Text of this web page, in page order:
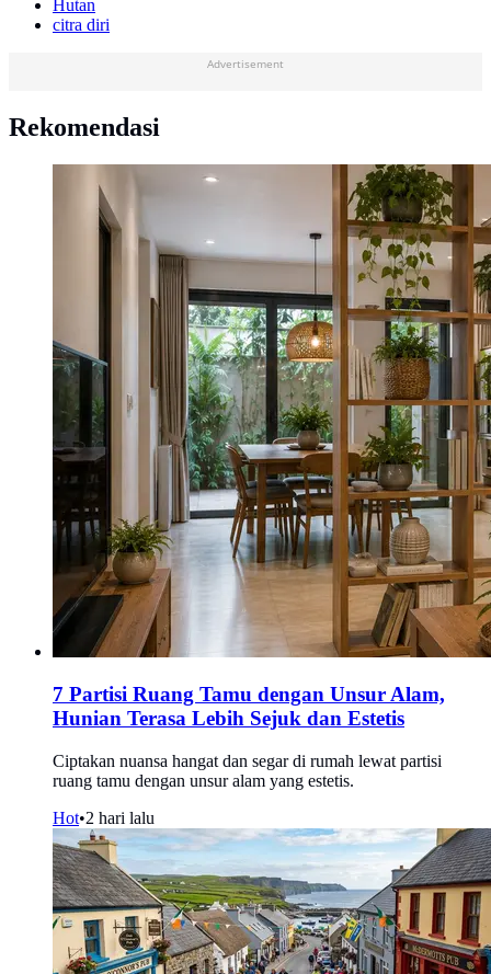
Hutan
citra diri
Advertisement
Rekomendasi
7 Partisi Ruang Tamu dengan Unsur Alam,
Hunian Terasa Lebih Sejuk dan Estetis
Ciptakan nuansa hangat dan segar di rumah lewat partisi
ruang tamu dengan unsur alam yang estetis.
Hot•2 hari lalu